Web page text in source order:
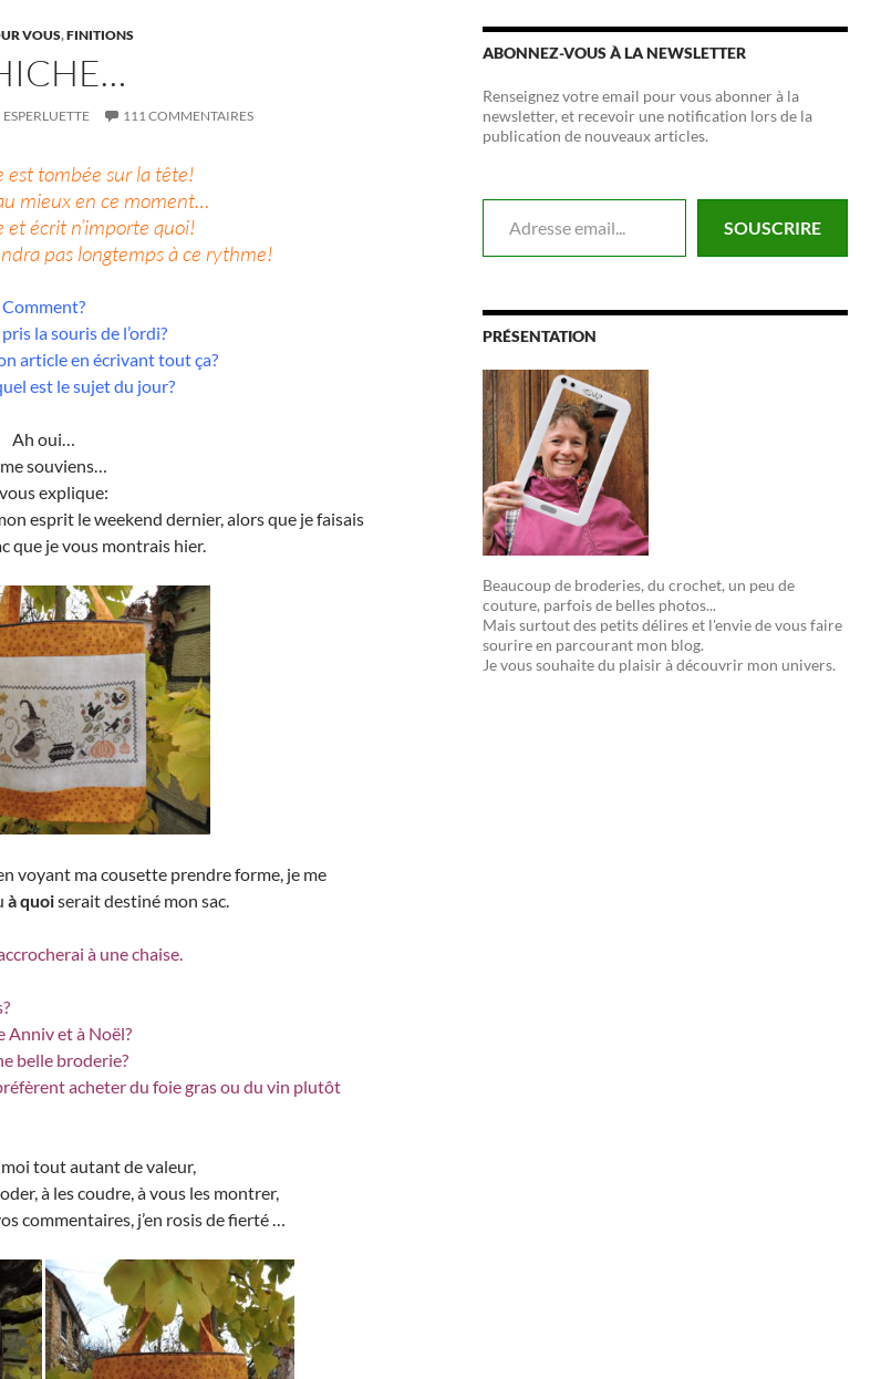
VOUS,FINITIONS
ESPERLUETTE 111 COMMENTAIRES
est tombée sur la tête!
mieux en ce moment…
et écrit n’importe quoi!
pas longtemps à ce rythme!
Comment?
la souris de l’ordi?
article en écrivant tout ça?
est le sujet du jour?
Ah oui…
me souviens…
explique:
esprit le weekend dernier, alors que je faisais
que je vous montrais hier.
voyant ma cousette prendre forme, je me
à quoiserait destiné mon sac.
à une chaise.
Anniv et à Noël?
belle broderie?
acheter du foie gras ou du vin plutôt
tout autant de valeur,
à les coudre, à vous les montrer,
commentaires, j’en rosis de fierté …
ABONNEZ-VOUS À LA NEWSLETTER
Renseignez votre email pour vous abonner à la
newsletter, et recevoir une notification lors de la
publication de nouveaux articles.
Adresse email...
SOUSCRIRE
PRÉSENTATION
Beaucoup de broderies, du crochet, un peu de
couture, parfois de belles photos...
Mais surtout des petits délires et l'envie de vous faire
sourire en parcourant mon blog.
Je vous souhaite du plaisir à découvrir mon univers.